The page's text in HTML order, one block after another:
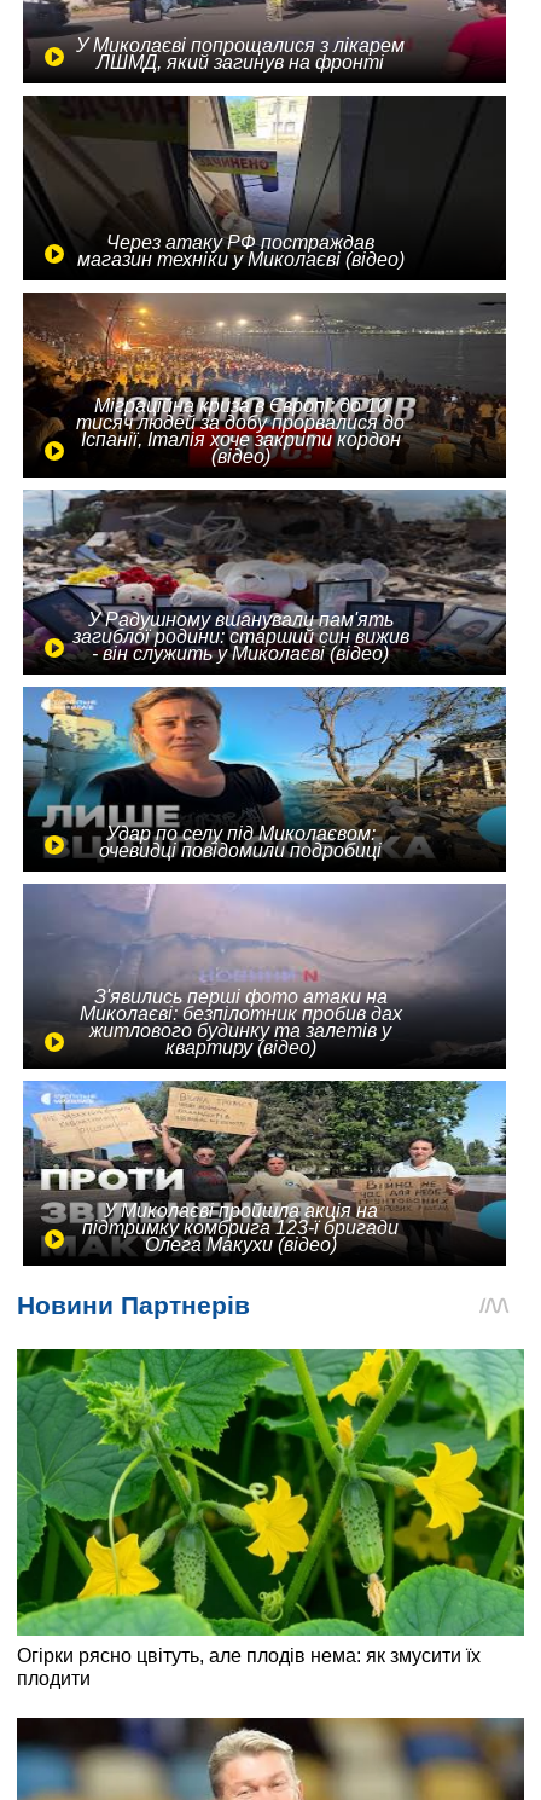
У Миколаєві попрощалися з лікарем
ЛШМД, який загинув на фронті
Через атаку РФ постраждав
магазин техніки у Миколаєві (відео)
Міграційна криза в Європі: до 10
тисяч людей за добу прорвалися до
Іспанії, Італія хоче закрити кордон
(відео)
У Радушному вшанували пам'ять
загиблої родини: старший син вижив
- він служить у Миколаєві (відео)
Удар по селу під Миколаєвом:
очевидці повідомили подробиці
З'явились перші фото атаки на
Миколаєві: безпілотник пробив дах
житлового будинку та залетів у
квартиру (відео)
У Миколаєві пройшла акція на
підтримку комбрига 123-ї бригади
Олега Макухи (відео)